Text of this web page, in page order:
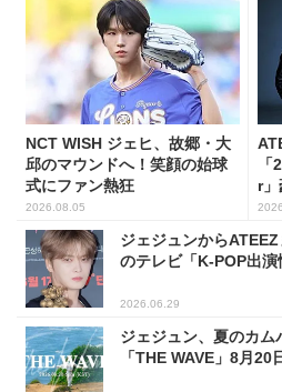
NCT WISH ジェヒ、故郷・大
邱のマウンドへ！笑顔の始球
式にファン熱狂
2026.08.05
r」
ジェジュンから
のテレビ「K-POP出演
2026.06.29
ジェジュン、夏のカ
「THE WAVE」8月20